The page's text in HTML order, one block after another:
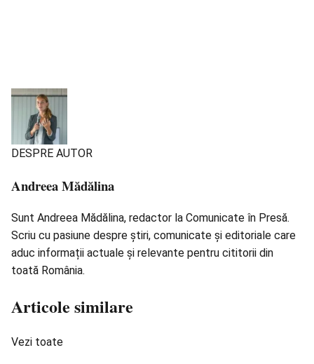
DESPRE AUTOR
Andreea Mădălina
Sunt Andreea Mădălina, redactor la Comunicate în Presă.
Scriu cu pasiune despre știri, comunicate și editoriale care
aduc informații actuale și relevante pentru cititorii din
toată România.
Articole similare
Vezi toate